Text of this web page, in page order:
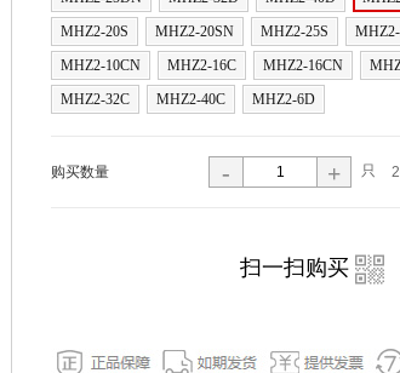
MHZ2-20S
MHZ2-20SN MHZ2-25S
MHZ2-10CN
MHZ2-16C MHZ2-16CN
MHZ2-32C
MHZ2-40C MHZ2-6D
购买数量 - + 只
扫一扫购买 i